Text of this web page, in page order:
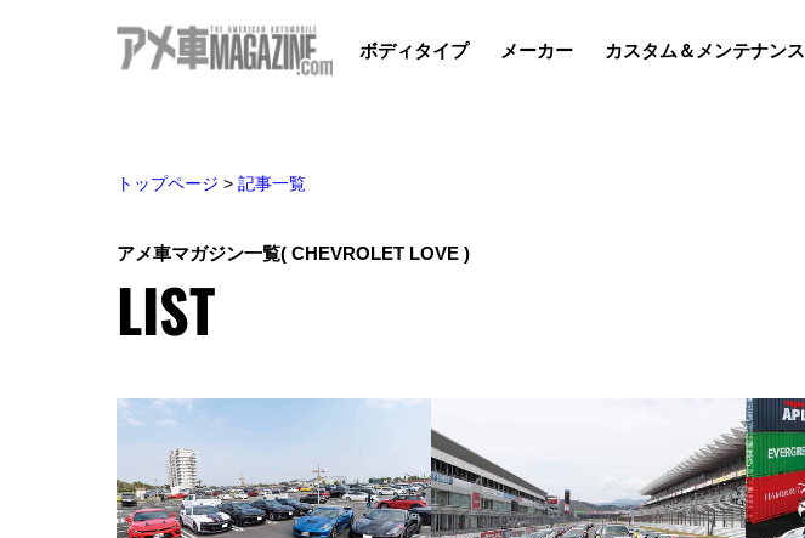
ボディタイプ メーカー カスタム＆メンテナンス
トップページ > 記事一覧
アメ車マガジン一覧( CHEVROLET LOVE )
LIST